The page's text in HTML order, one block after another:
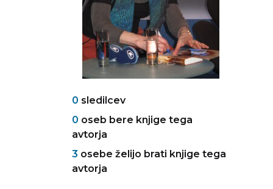
0 sledilcev
0 oseb bere knjige tega
avtorja
3 osebe želijo brati knjige tega
avtorja